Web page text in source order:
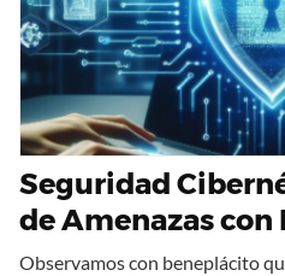
Seguridad
de Amenazas con
Observamos con beneplácito